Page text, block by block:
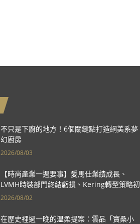
不只是下廚的地方！6個關鍵點打造網美系夢
幻廚房
2026/08/03
【時尚產業一週要事】愛馬仕業績成長、
LVMH時裝部門終結虧損、Kering轉型策略初
現成效、Prada集團財報亮眼
2026/08/02
在歷史裡過一晚的溫柔提案：雲品「寶桑小